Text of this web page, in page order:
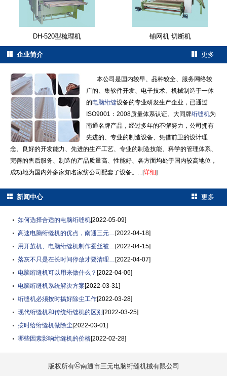
DH-520型梳理机 铺网机 切断机
企业简介 更多
本公司是国内较早、品种较全、服务网络较
广的、集软件开发、电子技术、机械制造于一体
的电脑绗缝设备的专业研发生产企业，已通过
ISO9001：2008质量体系认证。大同牌绗缝机为
南通名牌产品，经过多年的不懈努力，公司拥有
先进的、专业的制造设备、凭借前卫的设计理
念、良好的开发能力、先进的生产工艺、专业的制造技能、科学的管理体系、
完善的售后服务、制造的产品质量高、性能好、各方面均处于国内较高地位，
成功地为国内外多家知名家纺公司配套了设备。...[详细]
新闻中心 更多
[2022-05-09]
如何选择合适的电脑绗缝机
[2022-04-18]
高速电脑绗缝机的优点，南通三元…
[2022-04-15]
用开茧机、电脑绗缝机制作蚕丝被…
[2022-04-07]
落灰不只是在长时间停放才要清理…
[2022-04-06]
电脑绗缝机可以用来做什么？
[2022-03-31]
电脑绗缝机系统解决方案
[2022-03-28]
绗缝机必须按时搞好除尘工作
[2022-03-25]
现代绗缝机和传统绗缝机的区别
[2022-03-01]
按时给绗缝机做除尘
[2022-02-28]
哪些因素影响绗缝机的价格
版权所有©南通市三元电脑绗缝机械有限公司